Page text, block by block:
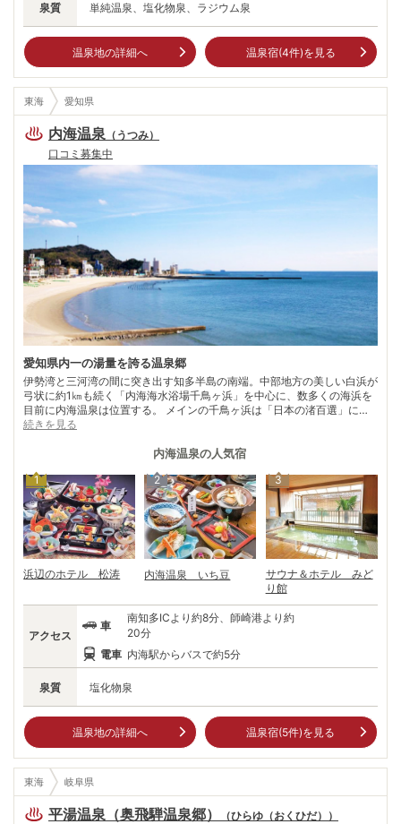
泉質 単純温泉、塩化物泉、ラジウム泉
温泉地の詳細へ 温泉宿(4件)を見る
東海 愛知県
内海温泉 （ うつみ）
口コミ募集中
愛知県内一の湯量を誇る温泉郷
伊勢湾と三河湾の間に突き出す知多半島の南端。中部地方の美しい白浜が
弓状に約1㎞も続く「内海海水浴場千鳥ヶ浜」を中心に、数多くの海浜を
目前に内海温泉は位置する。 メインの千鳥ヶ浜は「日本の渚百選」にも
選ばれるほど水質が良く、海浜植物の群生がみられる渚ならではの自然も
明治初期、潮湯治の場所として開かれた内海海水浴場がある場所としても
ばれ、国道247号線の海岸沿いに温泉宿が多数点在。伊勢湾の美しい海景
色を一望できることも魅力のひとつで、特に夕陽が沈む時間は多くの観光
客が絶景を楽しむ場所である。
続きを見る
内海温泉の人気宿
1
浜辺のホテル 松涛
2
内海温泉 いち豆
3
サウナ＆ホテル みど
り館
泉質 塩化物泉
アクセス
車
南知多ICより約8分、師崎港より約
20分
電車 内海駅からバスで約5分
温泉地の詳細へ 温泉宿(5件)を見る
東海 岐阜県
平湯温泉（奥飛騨温泉郷） （ひらゆ（おくひだ） ）